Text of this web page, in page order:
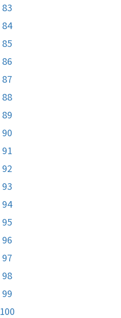
83
84
85
86
87
88
89
90
91
92
93
94
95
96
97
98
99
100